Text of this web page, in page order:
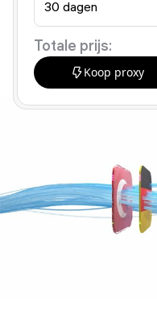
30 dagen
Totale prijs:
Koop proxy